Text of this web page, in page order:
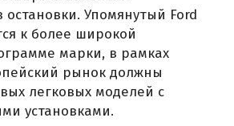
остановки. Упомянутый Ford
к более широкой
марки, в рамках
рынок должны
легковых моделей с
установками.